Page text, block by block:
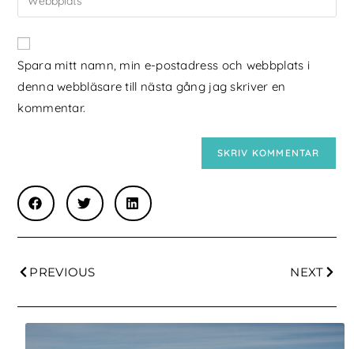
Spara mitt namn, min e-postadress och webbplats i
denna webbläsare till nästa gång jag skriver en
kommentar.
PREVIOUS NEXT